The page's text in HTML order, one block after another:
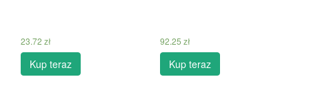
23.72 zł
Kup teraz
92.25 zł
Kup teraz